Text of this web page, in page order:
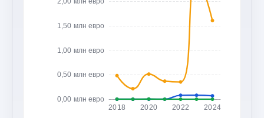
0,00 млн евро
0,50 млн евро
1,00 млн евро
1,50 млн евро
2018 2020 2022 2024